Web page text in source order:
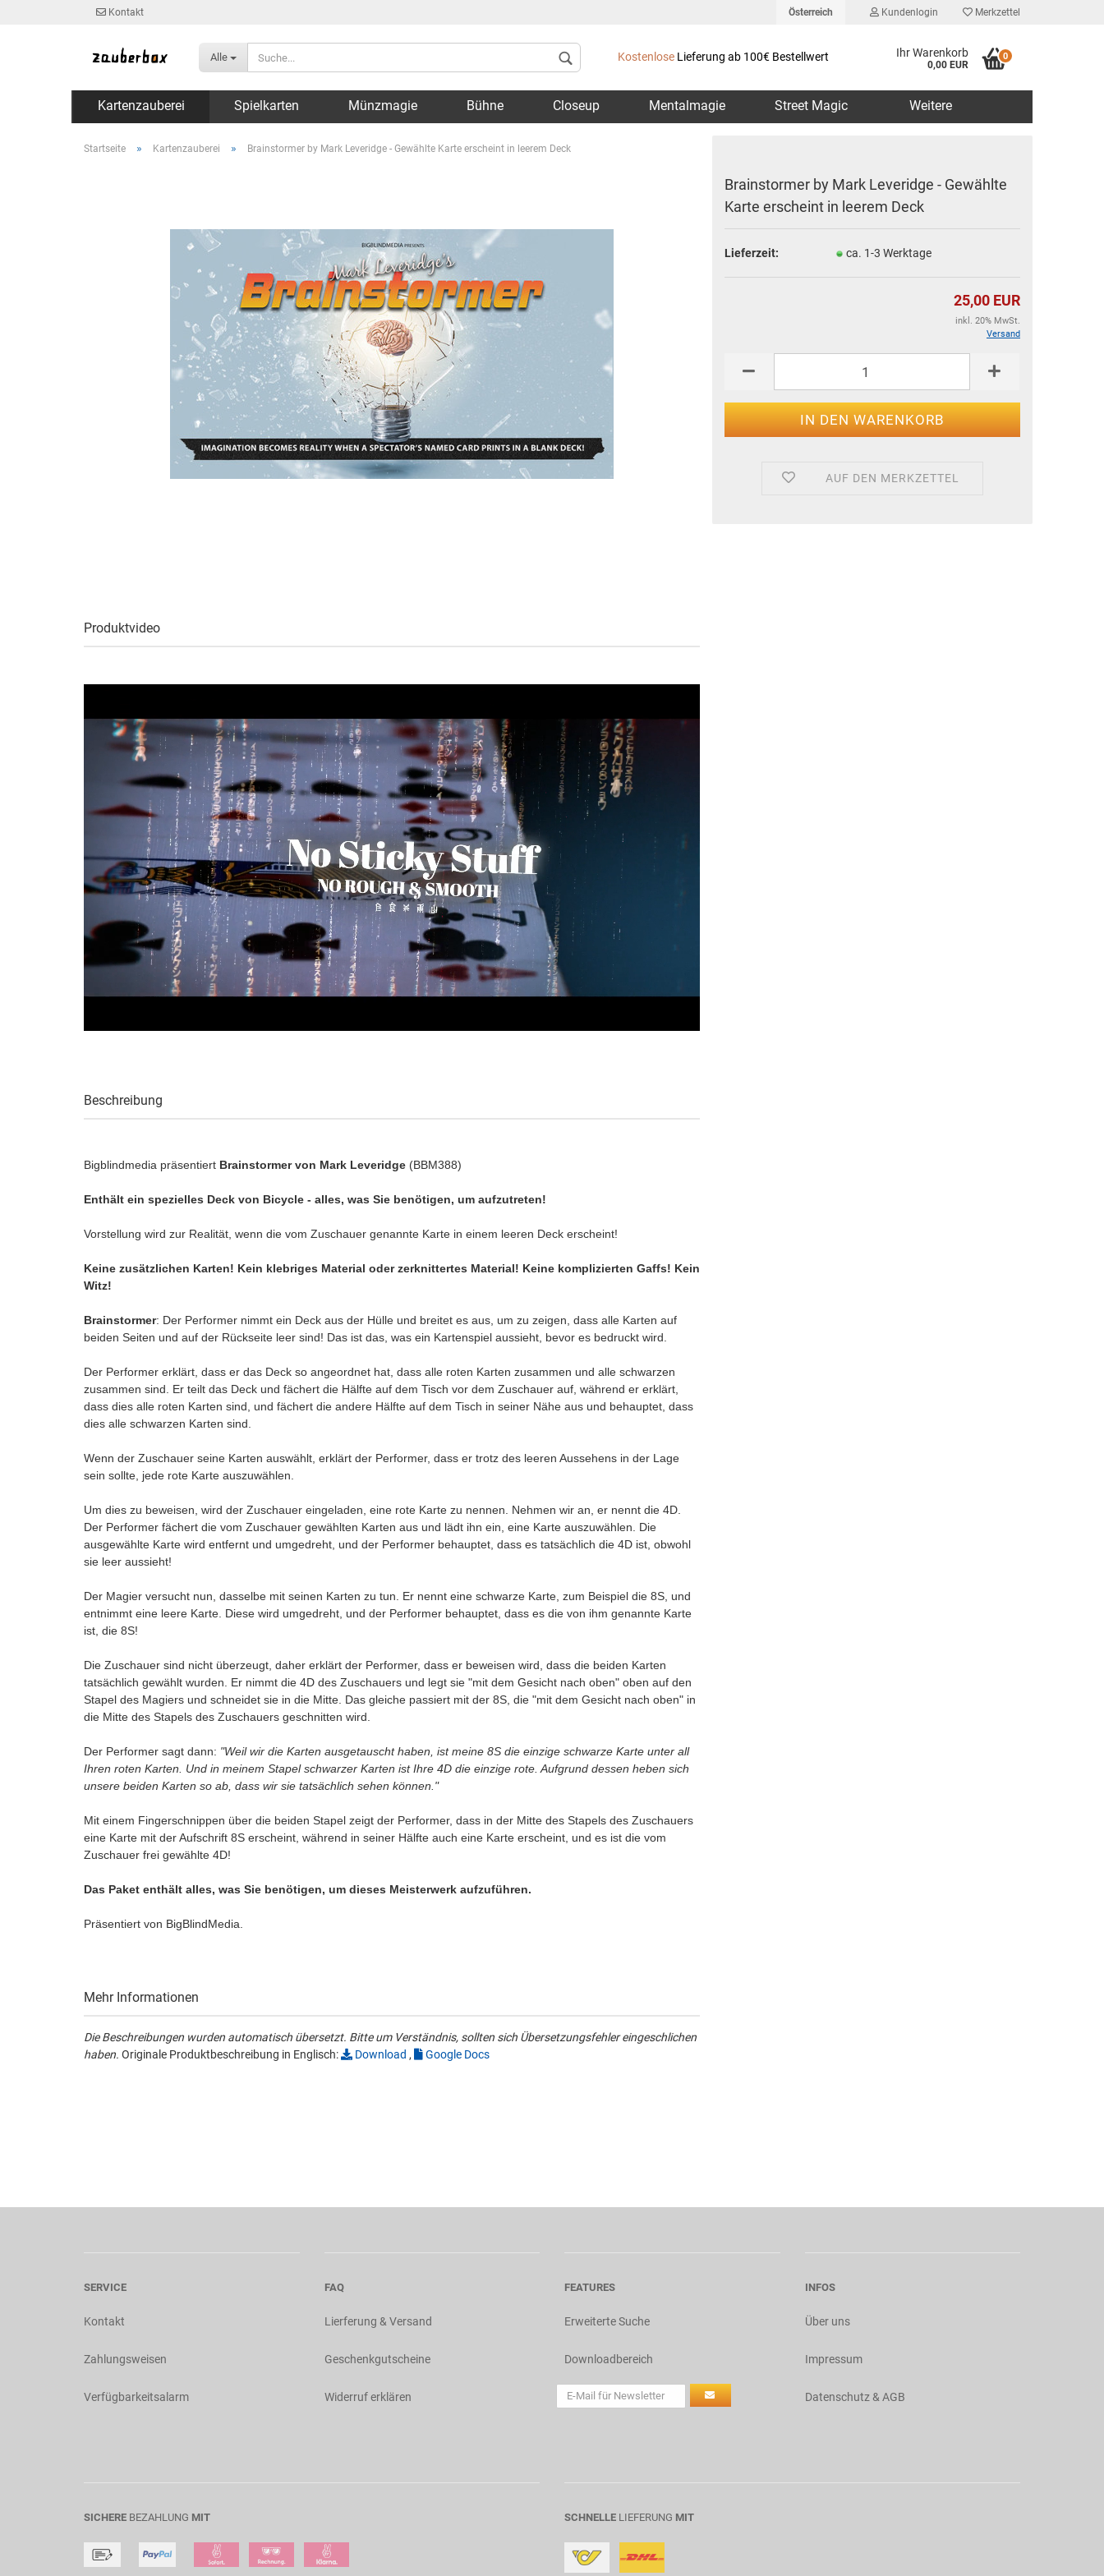
Kontakt Österreich
Lieferland
Kundenlogin Merkzettel
Alle Kostenlose Lieferung ab 100€ Bestellwert Ihr Warenkorb
0,00 EUR
0
Kartenzauberei Spielkarten Münzmagie Bühne Closeup Mentalmagie Street Magic Weitere
Startseite » Kartenzauberei » Brainstormer by Mark Leveridge - Gewählte Karte erscheint in leerem Deck
Brainstormer by Mark Leveridge - Gewählte
Karte erscheint in leerem Deck
Lieferzeit: ca. 1-3 Werktage
25,00 EUR
inkl. 20% MwSt.
Versand
AUF DEN MERKZETTEL
Produktvideo
Beschreibung
Bigblindmedia präsentiert Brainstormer von Mark Leveridge (BBM388)
Enthält ein spezielles Deck von Bicycle - alles, was Sie benötigen, um aufzutreten!
Vorstellung wird zur Realität, wenn die vom Zuschauer genannte Karte in einem leeren Deck erscheint!
Keine zusätzlichen Karten! Kein klebriges Material oder zerknittertes Material! Keine komplizierten Gaffs! Kein
Witz!
Brainstormer: Der Performer nimmt ein Deck aus der Hülle und breitet es aus, um zu zeigen, dass alle Karten auf
beiden Seiten und auf der Rückseite leer sind! Das ist das, was ein Kartenspiel aussieht, bevor es bedruckt wird.
Der Performer erklärt, dass er das Deck so angeordnet hat, dass alle roten Karten zusammen und alle schwarzen
zusammen sind. Er teilt das Deck und fächert die Hälfte auf dem Tisch vor dem Zuschauer auf, während er erklärt,
dass dies alle roten Karten sind, und fächert die andere Hälfte auf dem Tisch in seiner Nähe aus und behauptet, dass
dies alle schwarzen Karten sind.
Wenn der Zuschauer seine Karten auswählt, erklärt der Performer, dass er trotz des leeren Aussehens in der Lage
sein sollte, jede rote Karte auszuwählen.
Um dies zu beweisen, wird der Zuschauer eingeladen, eine rote Karte zu nennen. Nehmen wir an, er nennt die 4D.
Der Performer fächert die vom Zuschauer gewählten Karten aus und lädt ihn ein, eine Karte auszuwählen. Die
ausgewählte Karte wird entfernt und umgedreht, und der Performer behauptet, dass es tatsächlich die 4D ist, obwohl
sie leer aussieht!
Der Magier versucht nun, dasselbe mit seinen Karten zu tun. Er nennt eine schwarze Karte, zum Beispiel die 8S, und
entnimmt eine leere Karte. Diese wird umgedreht, und der Performer behauptet, dass es die von ihm genannte Karte
ist, die 8S!
Die Zuschauer sind nicht überzeugt, daher erklärt der Performer, dass er beweisen wird, dass die beiden Karten
tatsächlich gewählt wurden. Er nimmt die 4D des Zuschauers und legt sie "mit dem Gesicht nach oben" oben auf den
Stapel des Magiers und schneidet sie in die Mitte. Das gleiche passiert mit der 8S, die "mit dem Gesicht nach oben" in
die Mitte des Stapels des Zuschauers geschnitten wird.
Der Performer sagt dann: "Weil wir die Karten ausgetauscht haben, ist meine 8S die einzige schwarze Karte unter all
Ihren roten Karten. Und in meinem Stapel schwarzer Karten ist Ihre 4D die einzige rote. Aufgrund dessen heben sich
unsere beiden Karten so ab, dass wir sie tatsächlich sehen können."
Mit einem Fingerschnippen über die beiden Stapel zeigt der Performer, dass in der Mitte des Stapels des Zuschauers
eine Karte mit der Aufschrift 8S erscheint, während in seiner Hälfte auch eine Karte erscheint, und es ist die vom
Zuschauer frei gewählte 4D!
Das Paket enthält alles, was Sie benötigen, um dieses Meisterwerk aufzuführen.
Präsentiert von BigBlindMedia.
Mehr Informationen
Die Beschreibungen wurden automatisch übersetzt. Bitte um Verständnis, sollten sich Übersetzungsfehler eingeschlichen
haben. Originale Produktbeschreibung in Englisch: Download , Google Docs
SERVICE
Kontakt
Zahlungsweisen
Verfügbarkeitsalarm
FAQ
Lierferung & Versand
Geschenkgutscheine
Widerruf erklären
FEATURES
Erweiterte Suche
Downloadbereich
INFOS
Über uns
Impressum
Datenschutz & AGB
SICHERE BEZAHLUNG MIT SCHNELLE LIEFERUNG MIT